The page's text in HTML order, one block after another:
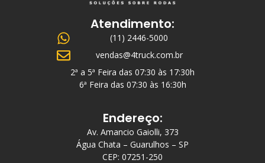
Atendimento:
(11) 2446-5000
vendas@4truck.com.br
2ª a 5ª Feira das 07:30 às 17:30h
6ª Feira das 07:30 às 16:30h
Endereço:
Av. Amancio Gaiolli, 373
Água Chata – Guarulhos – SP
CEP: 07251-250